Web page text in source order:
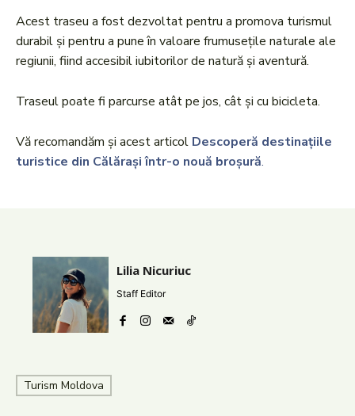
Acest traseu a fost dezvoltat pentru a promova turismul
durabil și pentru a pune în valoare frumusețile naturale ale
regiunii, fiind accesibil iubitorilor de natură și aventură.
Traseul poate fi parcurse atât pe jos, cât și cu bicicleta.
Vă recomandăm și acest articol Descoperă destinațiile
turistice din Călărași într-o nouă broșură.
Lilia Nicuriuc
Staff Editor
Turism Moldova